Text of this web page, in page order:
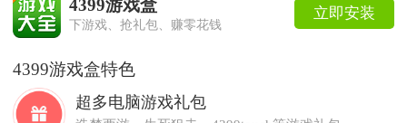
立即安装
4399游戏盒
下游戏、抢礼包、赚零花钱
4399游戏盒特色
超多电脑游戏礼包